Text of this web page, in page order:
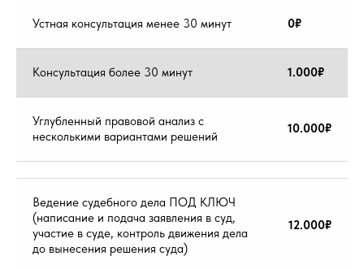
Устная консультация менее 30 минут 0₽
Консультация более 30 минут 1.000₽
Углубленный правовой анализ с
несколькими вариантами решений
10.000₽
Ведение судебного дела ПОД КЛЮЧ
(написание и подача заявления в суд,
участие в суде, контроль движения дела
до вынесения решения суда)
12.000₽
Виктровна
Услуга банкротства. Все долги у клиента
Наталья
Сергеевна
Клиент всем доволен, долги все списаны. Все
прошло без эксцессов и проблем.